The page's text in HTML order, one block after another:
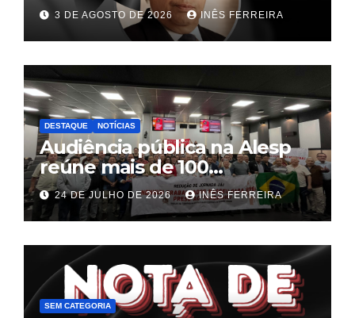
3 DE AGOSTO DE 2026 INÊS FERREIRA
DESTAQUE NOTÍCIAS
Audiência pública na Alesp
reúne mais de 100
trabalhadores e define pauta
unificada para a hotelaria e
gastronomia
24 DE JULHO DE 2026 INÊS FERREIRA
SEM CATEGORIA